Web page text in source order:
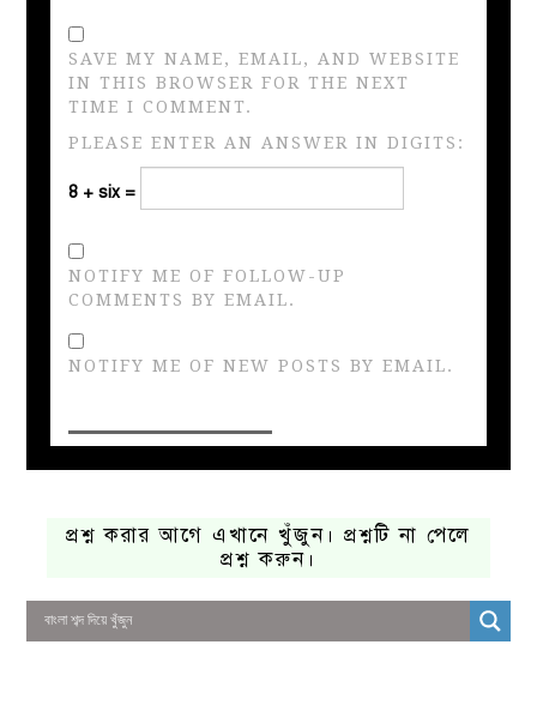
SAVE MY NAME, EMAIL, AND WEBSITE
IN THIS BROWSER FOR THE NEXT
TIME I COMMENT.
PLEASE ENTER AN ANSWER IN DIGITS:
8 + six =
NOTIFY ME OF FOLLOW-UP
COMMENTS BY EMAIL.
NOTIFY ME OF NEW POSTS BY EMAIL.
প্রশ্ন করার আগে এখানে খুঁজুন। প্রশ্নটি না পেলে
প্রশ্ন করুন।